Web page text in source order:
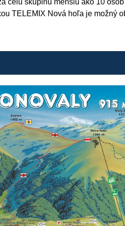
celú skupinu menšiu ako 10 osôb
TELEMIX Nová hoľa je možný